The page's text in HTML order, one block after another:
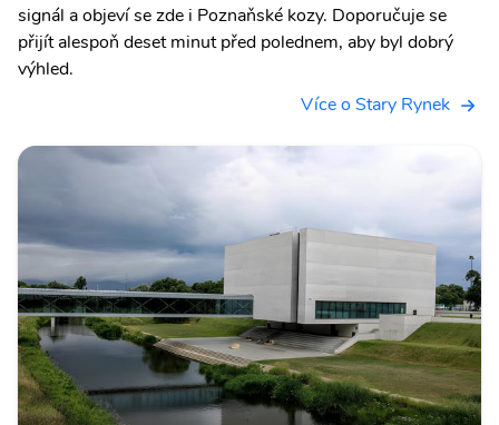
signál a objeví se zde i Poznaňské kozy. Doporučuje se
přijít alespoň deset minut před polednem, aby byl dobrý
výhled.
Více o Stary Rynek